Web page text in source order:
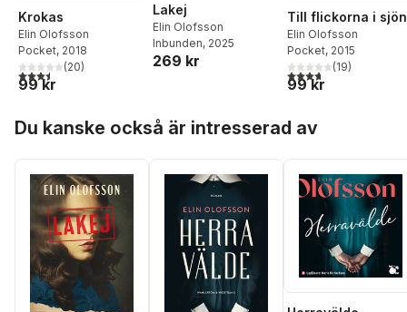
Krokas
Elin Olofsson
Pocket, 2018
3,5utav 5 stjärnor. Totalt antal röster:
(20)
99 kr
Lakej
Elin Olofsson
Inbunden, 2025
269 kr
Till flickorna i sjön
Elin Olofsson
Pocket, 2015
3,7utav 5 stjärnor.
(19)
99 kr
Du kanske också är intresserad av